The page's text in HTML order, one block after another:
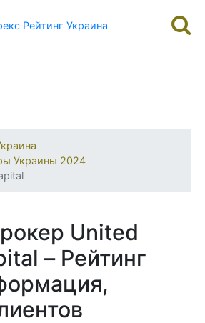
Рейтинг Украина
Украины 2024
United
– Рейтинг